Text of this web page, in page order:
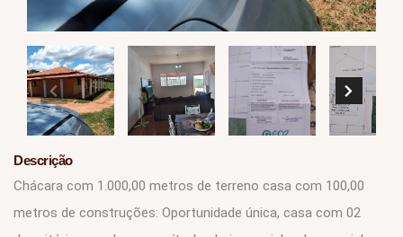
Descrição
Chácara com 1.000,00 metros de terreno casa com 100,00
metros de construções: Oportunidade única, casa com 02